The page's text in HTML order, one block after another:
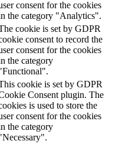
consent for the cookies
the category "Analytics".
cookie is set by GDPR
consent to record the
consent for the cookies
the category
cookie is set by GDPR
Consent plugin. The
is used to store the
consent for the cookies
the category